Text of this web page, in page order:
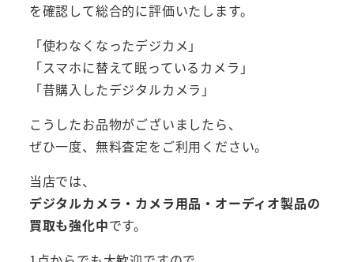
を確認して総合的に評価いたします。
「使わなくなったデジカメ」
「スマホに替えて眠っているカメラ」
「昔購入したデジタルカメラ」
こうしたお品物がございましたら、
ぜひ一度、無料査定をご利用ください。
当店では、
デジタルカメラ・カメラ用品・オーディオ製品の
買取も強化中です。